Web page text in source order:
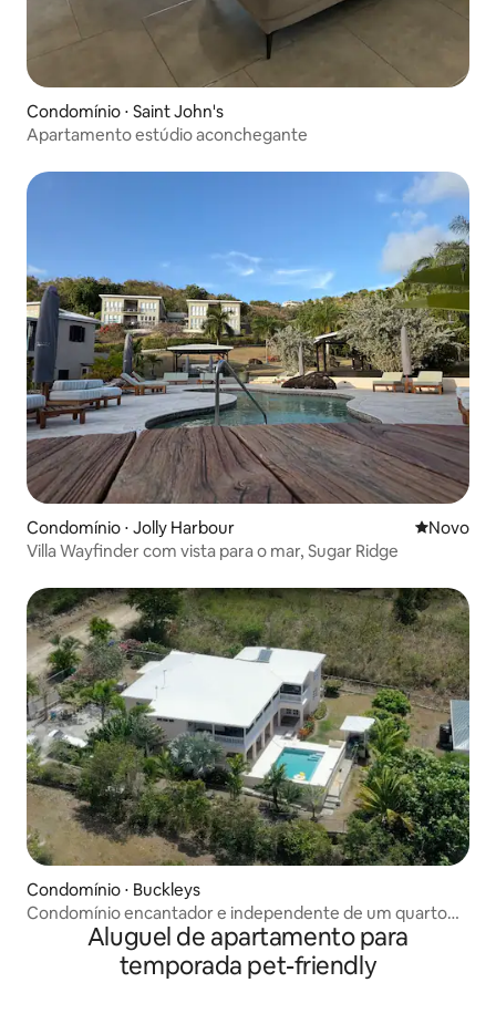
Condomínio ⋅ Saint John's
Apartamento estúdio aconchegante
Condomínio ⋅ Jolly Harbour Novo
Novo
Villa Wayfinder com vista para o mar, Sugar Ridge
Condomínio ⋅ Buckleys
Condomínio encantador e independente de um quarto
com piscinaAluguel de apartamento para
temporada pet-friendly